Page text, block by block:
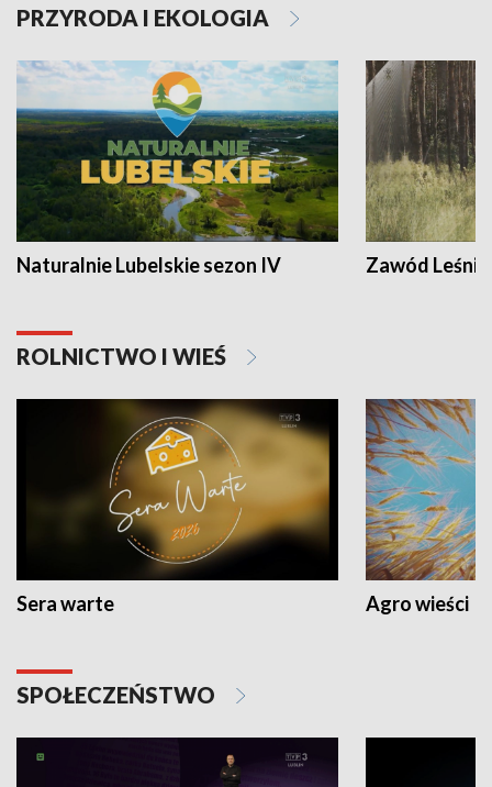
PRZYRODA I EKOLOGIA
Naturalnie Lubelskie sezon IV Zawód Leśnik
ROLNICTWO I WIEŚ
Sera warte Agro wieści
SPOŁECZEŃSTWO